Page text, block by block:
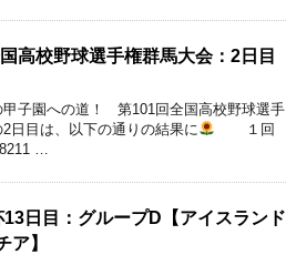
高校野球選手権群馬大会：2日目
甲子園への道！ 第101回全国高校野球選手
日目は、以下の通りの結果に
１回
…
13日目：グループD【アイスランド
ア】